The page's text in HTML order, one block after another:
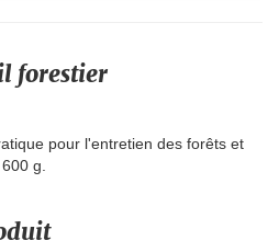
forestier
pour l'entretien des forêts et
g.